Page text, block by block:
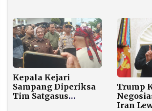
Peserta SPPI
Prabowo
Kepala Kejari
Sampang Diperiksa
Tim Satgasus
Trump
Iran